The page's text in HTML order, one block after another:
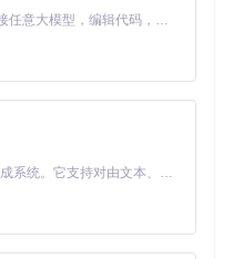
保在MD介质上保留最多音
库。
（如Sony MZ-RH1）连接
Claude Code 的开源替代方案。连接任意大模型，编辑代码，运行命令，自动验证 — 全自动执行。用 Rust 构建，极致性能。 ｜ An open-source alternative to Claude Code. Connect any LLM, edit code, run commands, and verify changes — autonomously. Built in Rust for speed. Get Started
MiniMax H3 是一个通用的全模态生成系统。它支持对由文本、图像、视频和音频组成的多模态上下文进行统一理解，并能生成分辨率高达 2K、时长可达 15 秒的带原生立体声音频的视频。得益于面向任务泛化的系统设计，H3 在预训练阶段就已具备广泛的多模态上下文理解与生成能力，能够出色地执行复杂的多模态指令。